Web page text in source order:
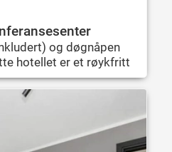
og døgnåpen
hotellet er et røykfritt